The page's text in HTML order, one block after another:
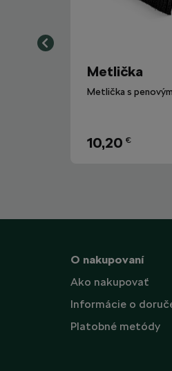
Metlička
Metlička s
10,20 €
O nakupovaní
Ako nakupovať
Informácie o
Platobné metódy